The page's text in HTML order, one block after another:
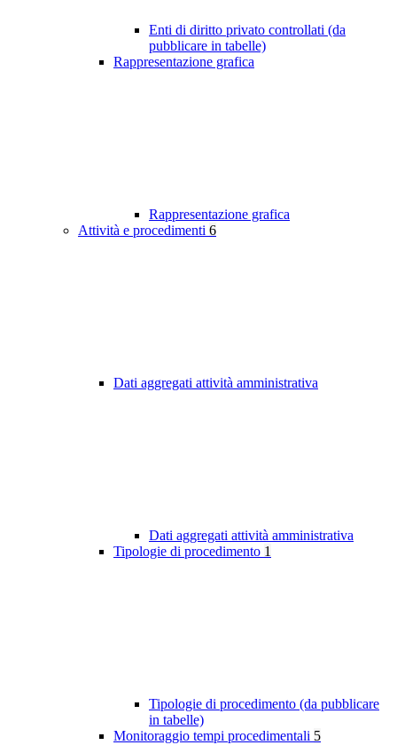
Enti di diritto privato controllati (da
pubblicare in tabelle)
Rappresentazione grafica
Rappresentazione grafica
Attività e procedimenti 6
Dati aggregati attività amministrativa
Dati aggregati attività amministrativa
Tipologie di procedimento 1
Tipologie di procedimento (da pubblicare
in tabelle)
Monitoraggio tempi procedimentali 5